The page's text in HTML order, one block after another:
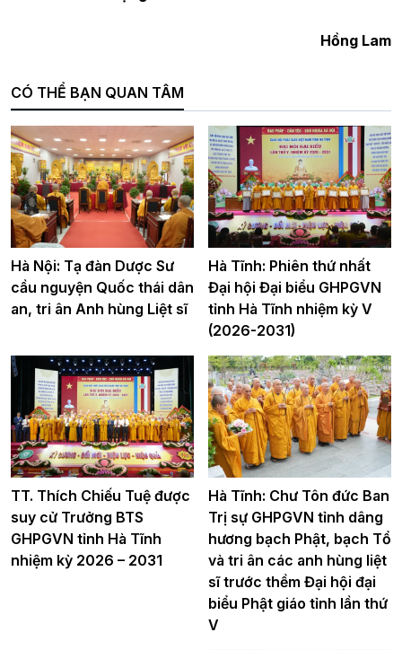
Hồng Lam
CÓ THỂ BẠN QUAN TÂM
Hà Nội: Tạ đàn Dược Sư
cầu nguyện Quốc thái dân
an, tri ân Anh hùng Liệt sĩ
Hà Tĩnh: Phiên thứ nhất
Đại hội Đại biểu GHPGVN
tỉnh Hà Tĩnh nhiệm kỳ V
(2026-2031)
TT. Thích Chiếu Tuệ được
suy cử Trưởng BTS
GHPGVN tỉnh Hà Tĩnh
nhiệm kỳ 2026 – 2031
Hà Tĩnh: Chư Tôn đức Ban
Trị sự GHPGVN tỉnh dâng
hương bạch Phật, bạch Tổ
và tri ân các anh hùng liệt
sĩ trước thềm Đại hội đại
biểu Phật giáo tỉnh lần thứ
V